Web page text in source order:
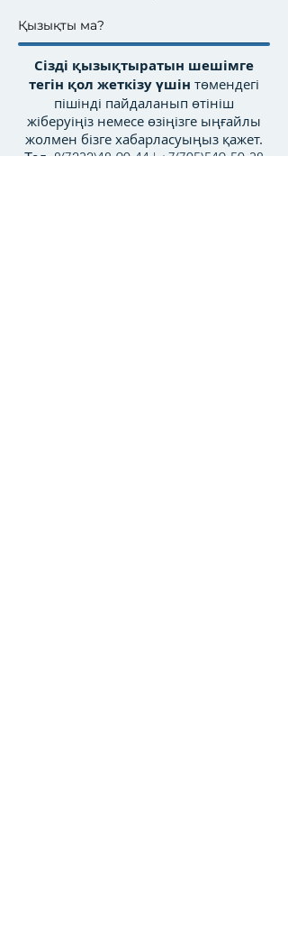
Қызықты ма?
Сізді қызықтыратын шешімге
тегін қол жеткізу үшін төмендегі
пішінді пайдаланып өтініш
жіберуіңіз немесе өзіңізге ыңғайлы
жолмен бізге хабарласуыңыз қажет.
Тел: 8(7232)48-90-44 | +7(705)549-50-38